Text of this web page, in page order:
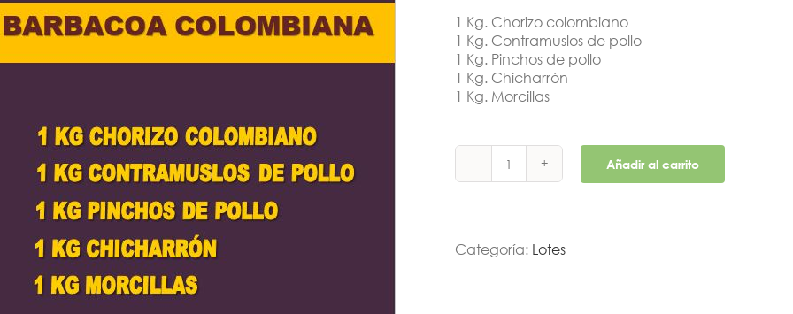
1 Kg. Chorizo colombiano
1 Kg. Contramuslos de pollo
1 Kg. Pinchos de pollo
1 Kg. Chicharrón
1 Kg. Morcillas
Barbacoa
Añadir al carrito
Categoría: Lotes